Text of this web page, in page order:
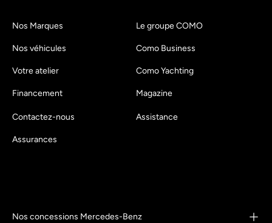
Nos Marques
Nos véhicules
Votre atelier
Financement
Le groupe COMO
Como Business
Como Yachting
Magazine
Contactez-nous Assistance
Assurances
Nos concessions Mercedes-Benz